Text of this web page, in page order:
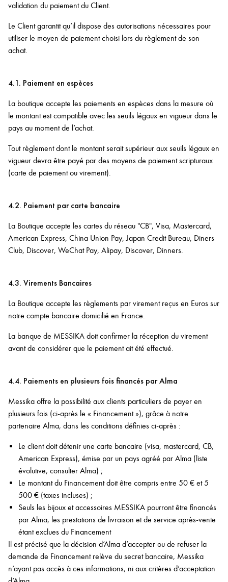
validation du paiement du Client.
Le Client garantit qu’il dispose des autorisations nécessaires pour
utiliser le moyen de paiement choisi lors du règlement de son
achat.
4.1. Paiement en espèces
La boutique accepte les paiements en espèces dans la mesure où
le montant est compatible avec les seuils légaux en vigueur dans le
pays au moment de l’achat.
Tout règlement dont le montant serait supérieur aux seuils légaux en
vigueur devra être payé par des moyens de paiement scripturaux
(carte de paiement ou virement).
4.2. Paiement par carte bancaire
La Boutique accepte les cartes du réseau "CB", Visa, Mastercard,
American Express, China Union Pay, Japan Credit Bureau, Diners
Club, Discover, WeChat Pay, Alipay, Discover, Dinners.
4.3. Virements Bancaires
La Boutique accepte les règlements par virement reçus en Euros sur
notre compte bancaire domicilié en France.
La banque de MESSIKA doit confirmer la réception du virement
avant de considérer que le paiement ait été effectué.
4.4. Paiements en plusieurs fois financés par Alma
Messika offre la possibilité aux clients particuliers de payer en
plusieurs fois (ci-après le « Financement »), grâce à notre
partenaire Alma, dans les conditions définies ci-après :
Le client doit détenir une carte bancaire (visa, mastercard, CB,
American Express), émise par un pays agréé par Alma (liste
évolutive, consulter Alma) ;
Le montant du Financement doit être compris entre 50 € et 5
500 € (taxes incluses) ;
Seuls les bijoux et accessoires MESSIKA pourront être financés
par Alma, les prestations de livraison et de service après-vente
étant exclues du Financement
Il est précisé que la décision d’Alma d’accepter ou de refuser la
demande de Financement relève du secret bancaire, Messika
n’ayant pas accès à ces informations, ni aux critères d’acceptation